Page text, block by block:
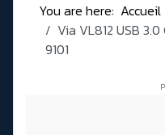
You are here: Accueil
Via VL812 USB
9101